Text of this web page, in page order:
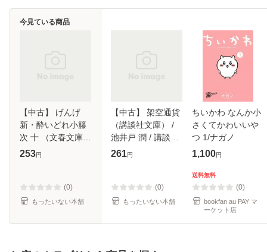
【中古】 げんげ
新・酔いどれ小籐
次 十 （文春文庫）
/ 佐伯 泰英 / 文藝
253円
(0)
もったいない本舗
今見ている商品
【中古】 架空通貨
（講談社文庫） /
池井戸 潤 / 講談社
[文庫]【メール便送
261円
(0)
もったいない本舗
ちいかわ なんか小
さくてかわいいや
つ 1/ナガノ
1,100円
送料無料
(0)
bookfan au PAY マ
ーケット店